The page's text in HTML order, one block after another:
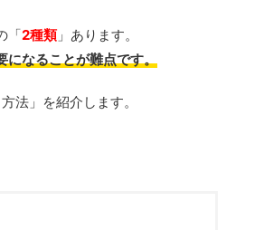
「2種類」あります。
なることが難点です。
法」を紹介します。